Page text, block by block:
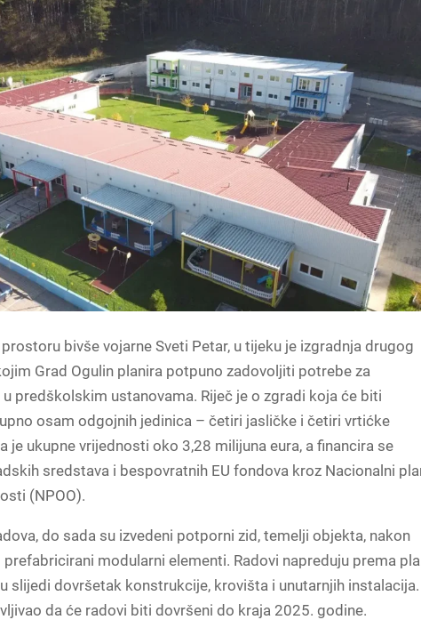
bivše vojarne Sveti Petar, u tijeku je izgradnja drugog
Grad Ogulin planira potpuno zadovoljiti potrebe za
predškolskim ustanovama. Riječ je o zgradi koja će biti
osam odgojnih jedinica – četiri jasličke i četiri vrtićke
je ukupne vrijednosti oko 3,28 milijuna eura, a financira se
sredstava i bespovratnih EU fondova kroz Nacionalni
(NPOO).
do sada su izvedeni potporni zid, temelji objekta, nakon
modularni elementi. Radovi napreduju prema
slijedi dovršetak konstrukcije, krovišta i unutarnjih instalacija.
da će radovi biti dovršeni do kraja 2025. godine.